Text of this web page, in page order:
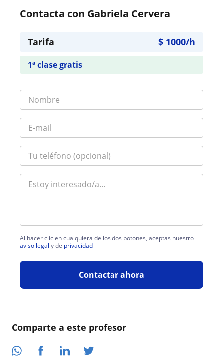
Comparte a este profesor
Contacta con Gabriela Cervera
Tarifa $ 1000/h
1ª clase gratis
Al hacer clic en cualquiera de los dos botones, aceptas nuestro
aviso legal y de privacidad
Contactar ahora